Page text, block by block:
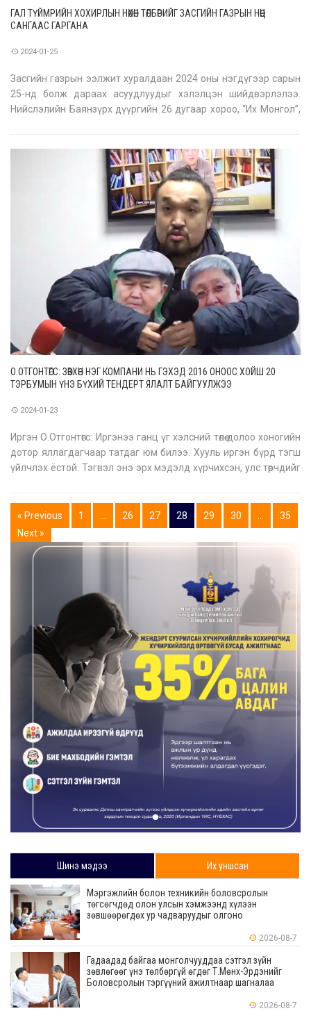
ГАЛ ТҮЙМРИЙН ХОХИРЛЫН НӨХӨН ТӨЛБӨРИЙГ ЗАСГИЙН ГАЗРЫН НӨӨЦ
САНГААС ГАРГАНА
2024-01-25
Засгийн газрын ээлжит хуралдаан 2024 оны нэгдүгээр сарын
25-нд болж дараах асуудлуудыг хэлэлцэн шийдвэрлэлээ.
Нийслэлийн Баянзүрх дүүргийн 26 дугаар хороо, “Их Монгол”,
О.ОТГОНТӨГС: ЗӨВХӨН НЭГ КОМПАНИ НЬ ГЭХЭД 2016 ОНООС ХОЙШ 20
ТЭРБУМЫН ҮНЭ БҮХИЙ ТЕНДЕРТ ЯЛАЛТ БАЙГУУЛЖЭЭ
2024-01-23
Иргэн О.Отгонтөгс: Иргэнээ ганц үг хэлсний төлөө долоо хоногийн
дотор яллагдагчаар татдаг юм билээ. Хууль иргэн бүрд тэгш
үйлчлэх ёстой. Тэгвэл энэ эрх мэдэлд хүрчихсэн, улс төрчдийг
шалгаад ду
« Previous 1 26 27 28 29 30
35
Next »
Шинэ мэдээ Их уншсан
Мэргэжлийн болон техникийн боловсролын
төгсөгчдөд олон улсын хэмжээнд хүлээн
зөвшөөрөгдөх ур чадваруудыг олгоно
2026-08-7
Гадаадад байгаа монголчууддаа сэтгэл зүйн
зөвлөгөөг үнэ төлбөргүй өгдөг Т.Мөнх-Эрдэнийг
Боловсролын тэргүүний ажилтнаар шагналаа
2026-08-7